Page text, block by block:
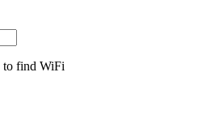
to find WiFi